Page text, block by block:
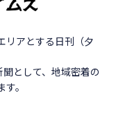
リアとする日刊（夕
として、地域密着の
。